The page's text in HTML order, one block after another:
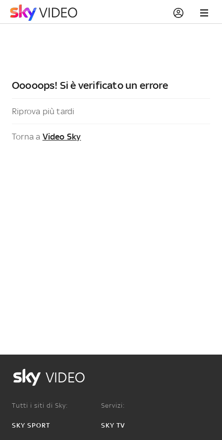
Ooooops! Si è verificato un errore
Riprova più tardi
Torna a Video Sky
VIDEO
Tutti i siti di Sky:
SKY SPORT
Servizi:
SKY TV